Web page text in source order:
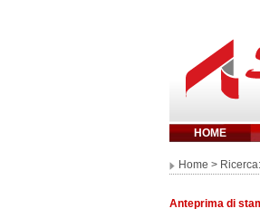
HOME
Home >
Anteprima di